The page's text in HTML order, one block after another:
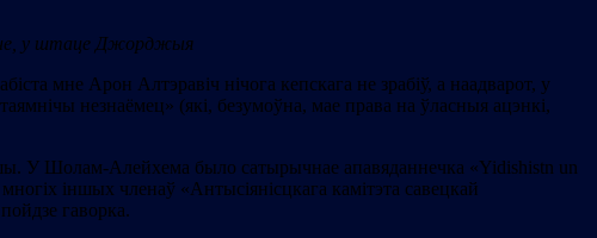
у штаце Джорджыя
мне Арон Алтэравіч нічога кепскага не зрабіў, а наадварот, у
незнаёмец» (які, безумоўна, мае права на ўласныя ацэнкі,
У Шолам-Алейхема было сатырычнае апавяданнечка «Yidishistn un
іншых членаў «Антысіянісцкага камітэта савецкай
гаворка.